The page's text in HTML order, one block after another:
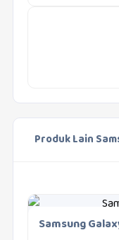
Produk Lain
Samsung